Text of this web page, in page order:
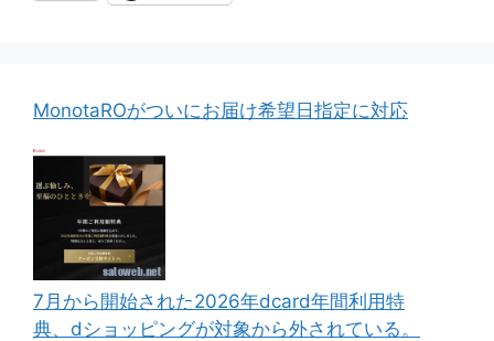
MonotaROがついにお届け希望日指定に対応
7月から開始された2026年dcard年間利用特
典、dショッピングが対象から外されている。